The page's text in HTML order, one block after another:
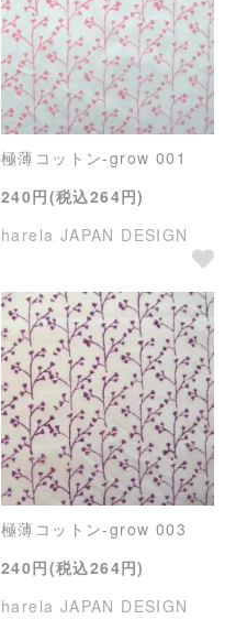
極薄コットン-grow 001
240円(税込264円)
harela JAPAN DESIGN
極薄コットン-grow 003
240円(税込264円)
harela JAPAN DESIGN